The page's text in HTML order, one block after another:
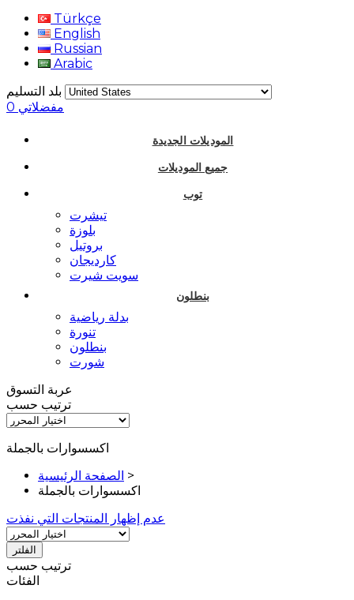
Türkçe
English
Russian
Arabic
بلد التسليم
مفضلاتي 0
الموديلات الجديدة
جميع الموديلات
توب
تيشرت
بلوزة
بروتيل
كارديجان
سويت شيرت
بنطلون
بدلة رياضية
تنورة
بنطلون
شورت
عربة التسوق
ترتيب حسب
اكسسوارات بالجملة
الصفحة الرئيسية >
اكسسوارات بالجملة
عدم إظهار المنتجات التي نفذت
الفلتر
ترتيب حسب
الفئات